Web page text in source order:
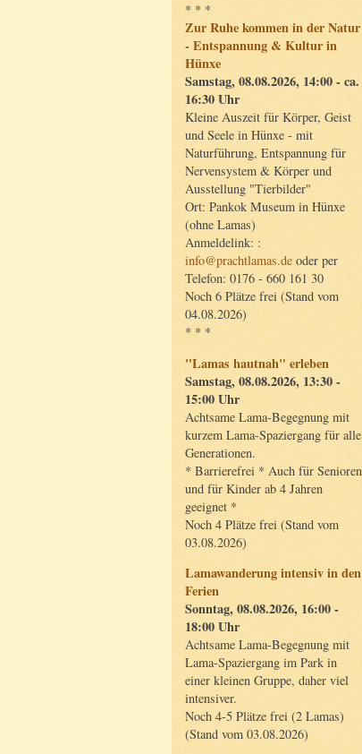
* * *
Zur Ruhe kommen in der Natur
- Entspannung & Kultur in
Hünxe
Samstag, 08.08.2026, 14:00 - ca.
16:30 Uhr
Kleine Auszeit für Körper, Geist
und Seele in Hünxe - mit
Naturführung, Entspannung für
Nervensystem & Körper und
Ausstellung "Tierbilder"
Ort: Pankok Museum in Hünxe
(ohne Lamas)
Anmeldelink: :
info@prachtlamas.de oder per
Telefon: 0176 - 660 161 30
Noch 6 Plätze frei (Stand vom
04.08.2026)
* * *
"Lamas hautnah" erleben
Samstag, 08.08.2026, 13:30 -
15:00 Uhr
Achtsame Lama-Begegnung mit
kurzem Lama-Spaziergang für alle
Generationen.
* Barrierefrei * Auch für Senioren
und für Kinder ab 4 Jahren
geeignet *
Noch 4 Plätze frei (Stand vom
03.08.2026)
Lamawanderung intensiv in den
Ferien
Sonntag, 08.08.2026, 16:00 -
18:00 Uhr
Achtsame Lama-Begegnung mit
Lama-Spaziergang im Park in
einer kleinen Gruppe, daher viel
intensiver.
Noch 4-5 Plätze frei (2 Lamas)
(Stand vom 03.08.2026)